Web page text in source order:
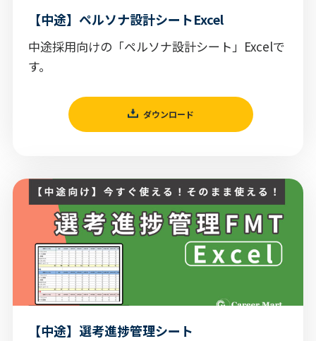
【中途】ペルソナ設計シートExcel
中途採用向けの「ペルソナ設計シート」Excelで
す。
ダウンロード
【中途】選考進捗管理シート